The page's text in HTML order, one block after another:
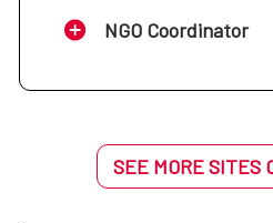
NGO Coordinator
SEE MORE SITES